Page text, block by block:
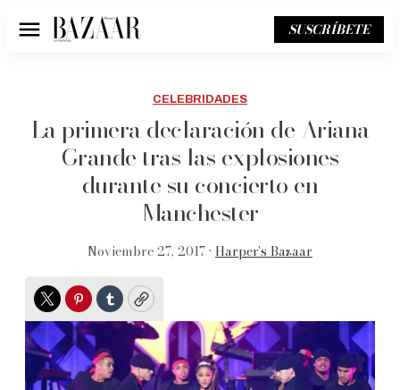
Menú SUSCRÍBETE
CELEBRIDADES
La primera declaración de Ariana
Grande tras las explosiones
durante su concierto en
Manchester
Noviembre 27, 2017 • Harper’s Bazaar
TwitterPinterest
TumblrCopy